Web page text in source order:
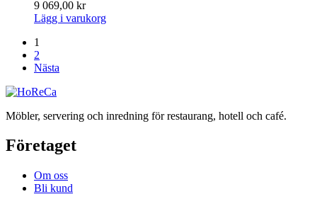
9 069,00 kr
Lägg i varukorg
1
2
Nästa
Möbler, servering och inredning för restaurang, hotell och café.
Företaget
Om oss
Bli kund